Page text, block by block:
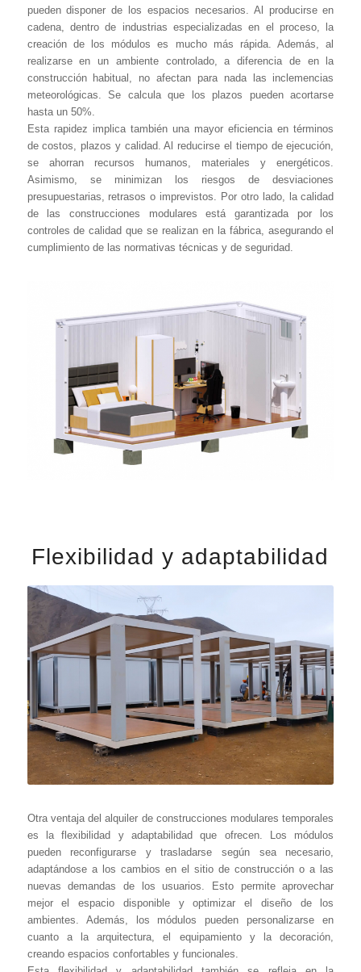
pueden disponer de los espacios necesarios. Al producirse en
cadena, dentro de industrias especializadas en el proceso, la
creación de los módulos es mucho más rápida. Además, al
realizarse en un ambiente controlado, a diferencia de en la
construcción habitual, no afectan para nada las inclemencias
meteorológicas. Se calcula que los plazos pueden acortarse
hasta un 50%.
Esta rapidez implica también una mayor eficiencia en términos
de costos, plazos y calidad. Al reducirse el tiempo de ejecución,
se ahorran recursos humanos, materiales y energéticos.
Asimismo, se minimizan los riesgos de desviaciones
presupuestarias, retrasos o imprevistos. Por otro lado, la calidad
de las construcciones modulares está garantizada por los
controles de calidad que se realizan en la fábrica, asegurando el
cumplimiento de las normativas técnicas y de seguridad.
Flexibilidad y adaptabilidad
Otra ventaja del alquiler de construcciones modulares temporales
es la flexibilidad y adaptabilidad que ofrecen. Los módulos
pueden reconfigurarse y trasladarse según sea necesario,
adaptándose a los cambios en el sitio de construcción o a las
nuevas demandas de los usuarios. Esto permite aprovechar
mejor el espacio disponible y optimizar el diseño de los
ambientes. Además, los módulos pueden personalizarse en
cuanto a la arquitectura, el equipamiento y la decoración,
creando espacios confortables y funcionales.